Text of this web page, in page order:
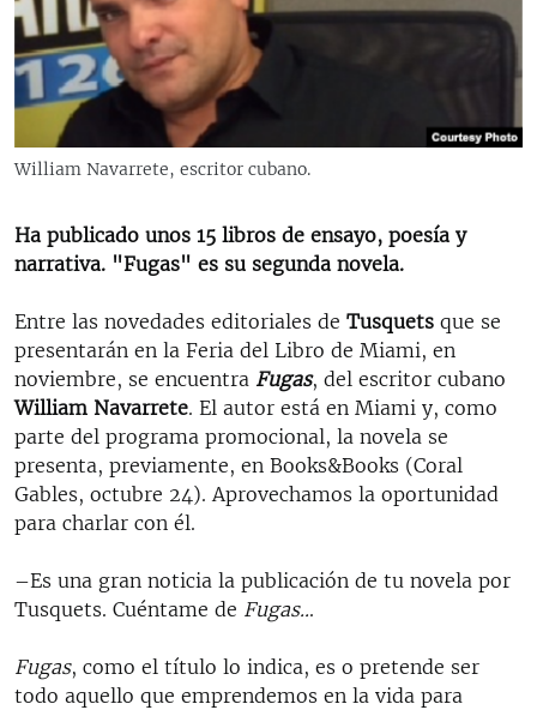
RADIO MARTÍ
ESPECIALES
ESPECIALES
LA REALIDAD DE LA VIVIENDA EN CUBA
KENTU-CUBANO
LOS SANTOS DE HIALEAH
DESINFORMACIÓN RUSA EN AMÉRICA LATINA
MULTIMEDIA
EDITORIALES
William Navarrete, escritor cubano.
Ha publicado unos 15 libros de ensayo, poesía y
narrativa. "Fugas" es su segunda novela.
Entre las novedades editoriales de Tusquets que se
presentarán en la Feria del Libro de Miami, en
noviembre, se encuentra Fugas, del escritor cubano
William Navarrete. El autor está en Miami y, como
parte del programa promocional, la novela se
presenta, previamente, en Books&Books (Coral
Gables, octubre 24). Aprovechamos la oportunidad
para charlar con él.
–Es una gran noticia la publicación de tu novela por
Tusquets. Cuéntame de Fugas...
Fugas, como el título lo indica, es o pretende ser
todo aquello que emprendemos en la vida para